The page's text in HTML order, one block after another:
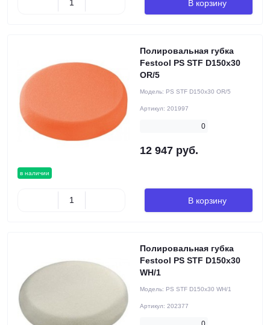
В корзину
в наличии
Полировальная губка
Festool PS STF D150x30
OR/5
Модель: PS STF D150x30 OR/5
Артикул: 201997
0
12 947 руб.
В корзину
Полировальная губка
Festool PS STF D150x30
WH/1
Модель: PS STF D150x30 WH/1
Артикул: 202377